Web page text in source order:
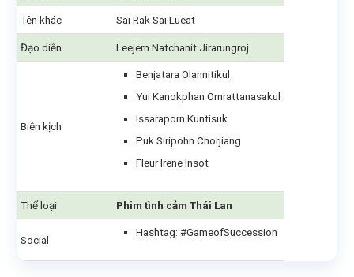
Tên khác Sai Rak Sai Lueat
Đạo diễn Leejern Natchanit Jirarungroj
Biên kịch
Benjatara Olannitikul
Yui Kanokphan Ornrattanasakul
Issaraporn Kuntisuk
Puk Siripohn Chorjiang
Fleur Irene Insot
Thể loại Phim tình cảm Thái Lan
Social
Hashtag: #GameofSuccession